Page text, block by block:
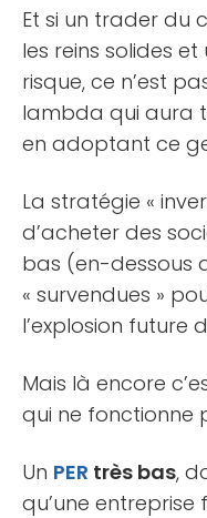
Et si un trader du
les reins solides
risque, ce n’est
lambda qui aura
en adoptant ce
La stratégie «
d’acheter des
bas (en-dessous
« survendues »
l’explosion future
Mais là encore
qui ne fonctionne
Un PER très bas,
qu’une